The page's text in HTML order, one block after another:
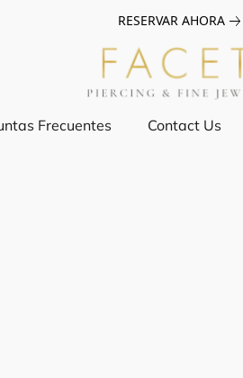
RESERVAR AHORA
Frecuentes Contact Us